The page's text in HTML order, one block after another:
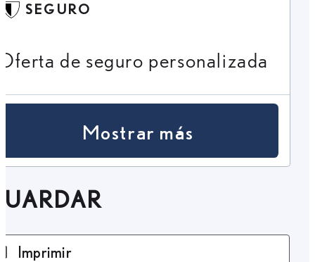
SEGURO
de seguro personalizada
Mostrar más
Imprimir